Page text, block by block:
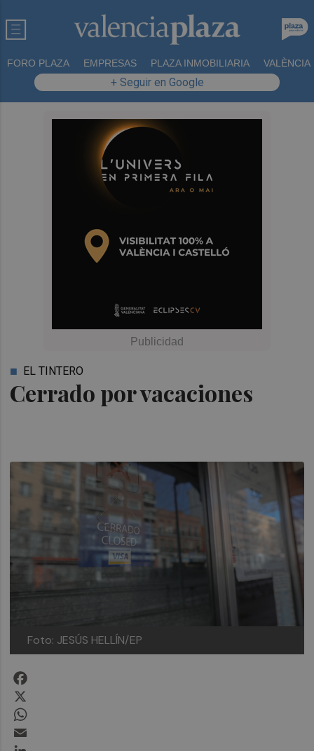
FORO PLAZA EMPRESAS PLAZA INMOBILIARIA VALÈNCIA
+ Seguir en Google
Cerrado por vacaciones
EL TINTERO
Foto: JESÚS HELLÍN/EP